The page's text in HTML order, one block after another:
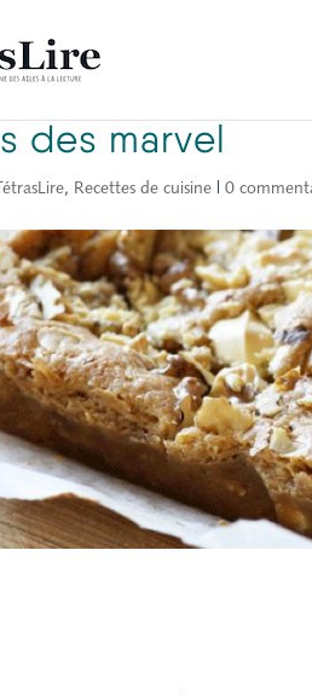
du
des marvel
, Recettes de cuisine |0